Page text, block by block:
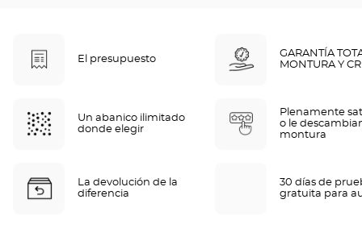
El presupuesto
GARANTÍA
MONTURA Y
Un abanico ilimitado
donde elegir
Plenamente
o le
montura
La devolución de la
diferencia
30 días de
gratuita para